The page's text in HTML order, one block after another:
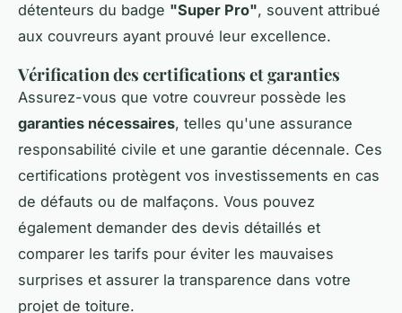
détenteurs du badge "Super Pro", souvent attribué
aux couvreurs ayant prouvé leur excellence.
Vérification des certifications et garanties
Assurez-vous que votre couvreur possède les
garanties nécessaires, telles qu'une assurance
responsabilité civile et une garantie décennale. Ces
certifications protègent vos investissements en cas
de défauts ou de malfaçons. Vous pouvez
également demander des devis détaillés et
comparer les tarifs pour éviter les mauvaises
surprises et assurer la transparence dans votre
projet de toiture.